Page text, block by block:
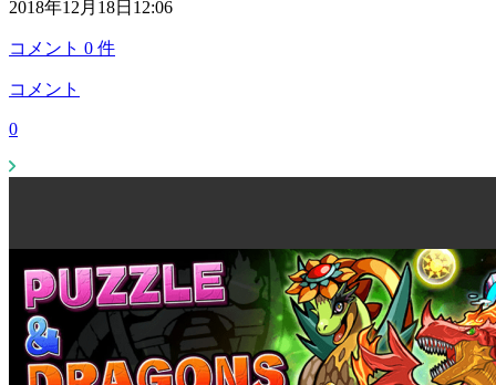
2018年12月18日12:06
コメント 0 件
コメント
0